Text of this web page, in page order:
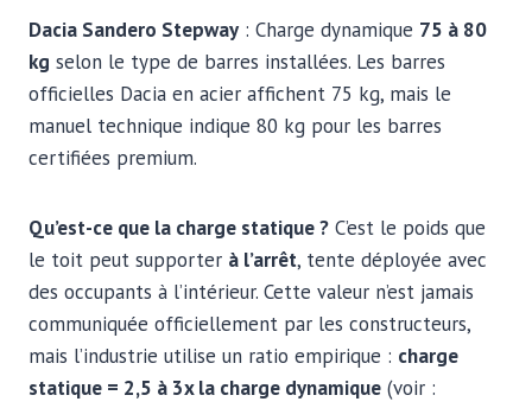
Dacia Sandero Stepway : Charge dynamique 75 à 80
kg selon le type de barres installées. Les barres
officielles Dacia en acier affichent 75 kg, mais le
manuel technique indique 80 kg pour les barres
certifiées premium.
Qu’est-ce que la charge statique ? C’est le poids que
le toit peut supporter à l’arrêt, tente déployée avec
des occupants à l’intérieur. Cette valeur n’est jamais
communiquée officiellement par les constructeurs,
mais l’industrie utilise un ratio empirique : charge
statique = 2,5 à 3x la charge dynamique (voir :